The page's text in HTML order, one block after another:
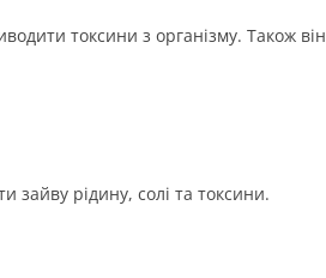
токсини з організму. Також він
зайву рідину, солі та токсини.